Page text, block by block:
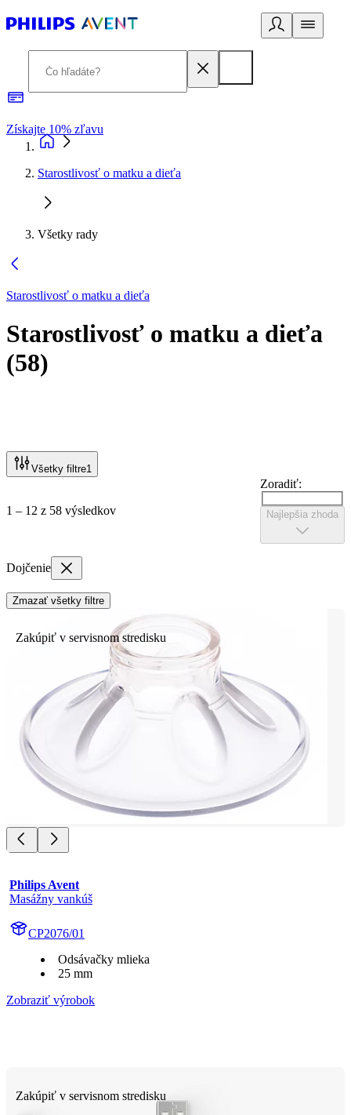
Získajte 10% zľavu
Starostlivosť o matku a dieťa
Všetky rady
Starostlivosť o matku a dieťa
Starostlivosť o matku a dieťa
(58)
Všetky filtre1
1 – 12 z 58 výsledkov
Zoradiť:
Najlepšia zhoda
Dojčenie
Zmazať všetky filtre
Zakúpiť v servisnom stredisku
Philips Avent
Masážny vankúš
CP2076/01
Odsávačky mlieka
25 mm
Zobraziť výrobok
Zakúpiť v servisnom stredisku